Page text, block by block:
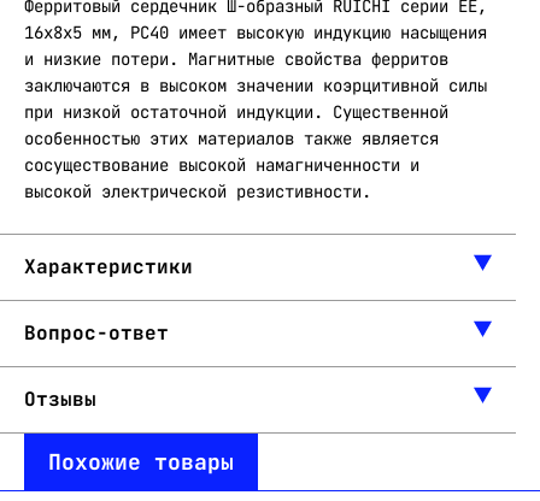
Ферритовый сердечник Ш-образный RUICHI серии EE,
16x8x5 мм, PC40 имеет высокую индукцию насыщения
и низкие потери. Магнитные свойства ферритов
заключаются в высоком значении коэрцитивной силы
при низкой остаточной индукции. Существенной
особенностью этих материалов также является
сосуществование высокой намагниченности и
высокой электрической резистивности.
Характеристики
Вопрос-ответ
Отзывы
Похожие товары